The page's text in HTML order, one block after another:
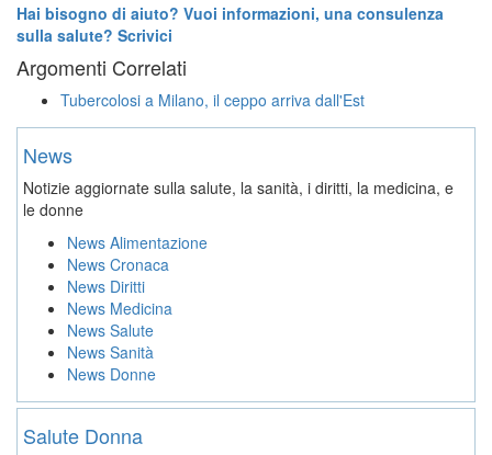
Hai bisogno di aiuto? Vuoi informazioni, una consulenza
sulla salute? Scrivici
Argomenti Correlati
Tubercolosi a Milano, il ceppo arriva dall'Est
News
Notizie aggiornate sulla salute, la sanità, i diritti, la medicina, e
le donne
News Alimentazione
News Cronaca
News Diritti
News Medicina
News Salute
News Sanità
News Donne
Salute Donna